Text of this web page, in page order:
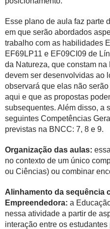
Esse plano de aula faz parte
em que serão abordados
trabalho com as habilidades
EF69LP11 e EF09CI09 de
da Natureza, que constam
devem ser desenvolvidas ao
observará que elas não
aqui e que as propostas
subsequentes. Além disso, a
seguintes Competências
previstas na BNCC: 7, 8 e 9.
Organização das aulas:
no contexto de um único
ou Ciências) ou combinar
Alinhamento da sequência
Empreendedora: a
nessa atividade a partir de
interação entre os